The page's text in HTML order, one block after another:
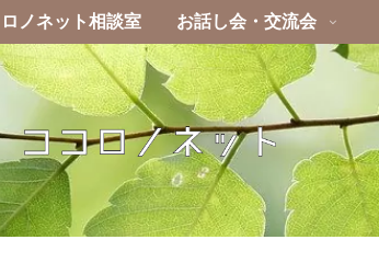
ノネット相談室 お話し会・交流会